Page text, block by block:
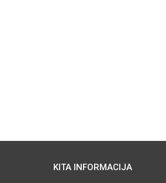
KITA INFORMACIJA